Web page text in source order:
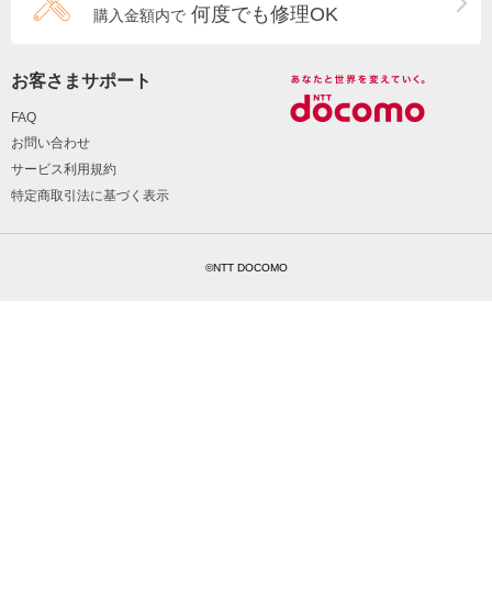
購入金額内で 何度でも修理OK
お客さまサポート
FAQ
お問い合わせ
サービス利用規約
特定商取引法に基づく表示
©NTT DOCOMO